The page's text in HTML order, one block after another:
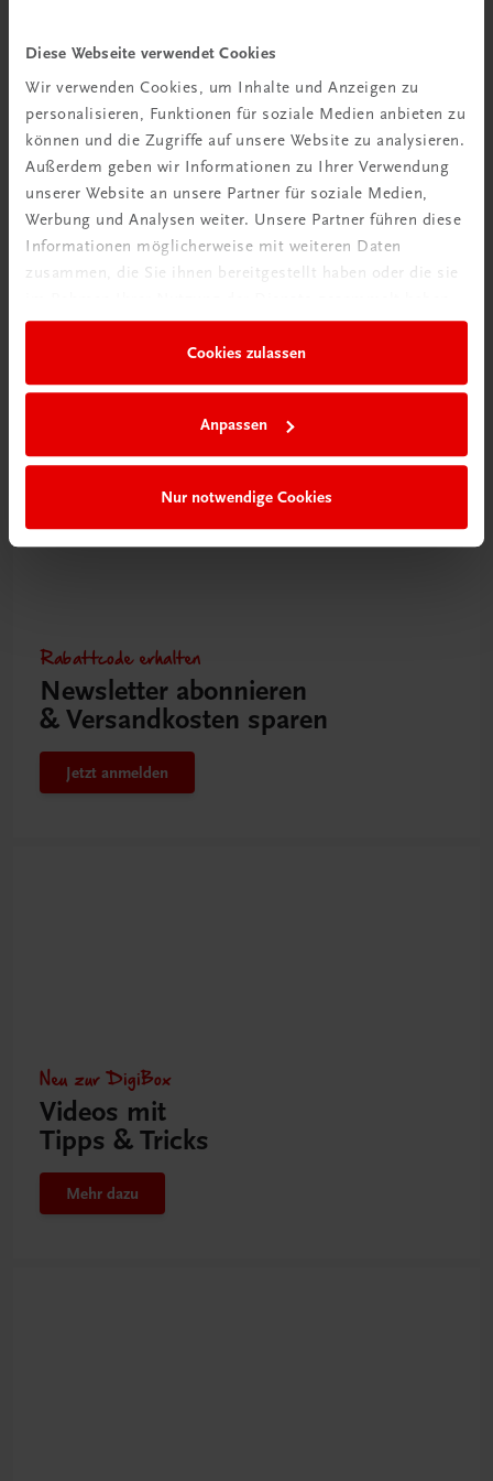
Diese Webseite verwendet Cookies
Wir verwenden Cookies, um Inhalte und Anzeigen zu
personalisieren, Funktionen für soziale Medien anbieten zu
können und die Zugriffe auf unsere Website zu analysieren.
Außerdem geben wir Informationen zu Ihrer Verwendung
unserer Website an unsere Partner für soziale Medien,
Werbung und Analysen weiter. Unsere Partner führen diese
Informationen möglicherweise mit weiteren Daten
zusammen, die Sie ihnen bereitgestellt haben oder die sie
Cookies zulassen
Anpassen
Nur notwendige Cookies
Ratgeber Schulpraxis
Wie mit KI im Unterricht
Rabattcode erhalten
Newsletter abonnieren
& Versandkosten sparen
Jetzt anmelden
Neu zur DigiBox
Videos mit
Tipps & Tricks
Mehr dazu